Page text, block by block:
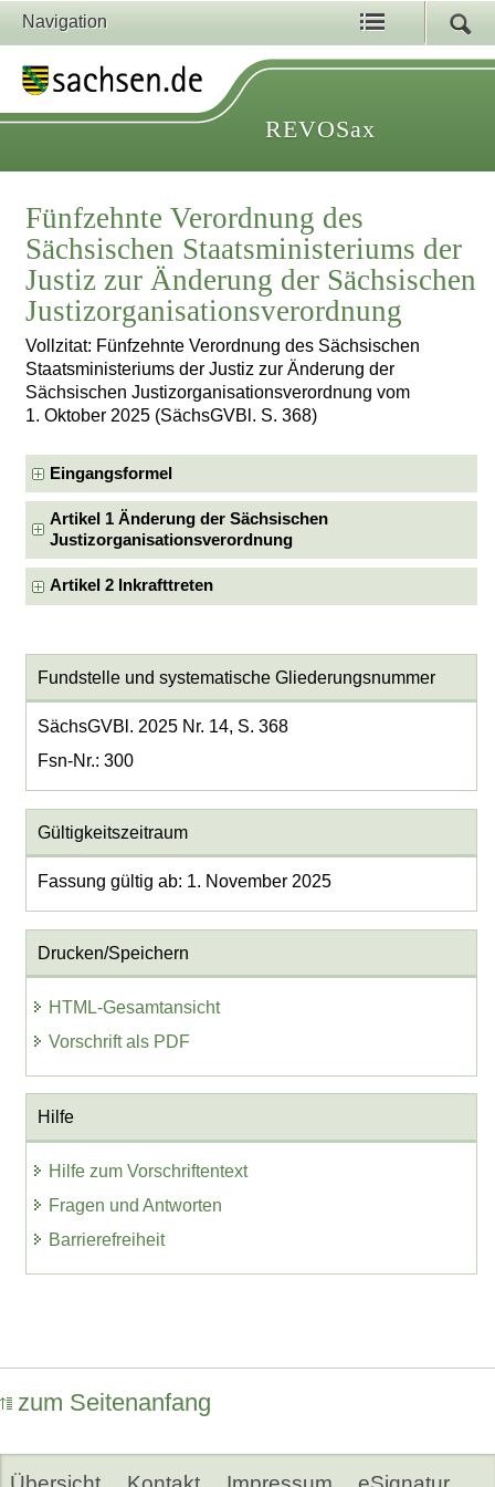
Navigation
REVOSax
Fünfzehnte Verordnung des
Sächsischen Staatsministeriums der
Justiz zur Änderung der Sächsischen
Justizorganisationsverordnung
Vollzitat: Fünfzehnte Verordnung des Sächsischen
Staatsministeriums der Justiz zur Änderung der
Sächsischen Justizorganisationsverordnung vom
1. Oktober 2025 (SächsGVBl. S. 368)
Eingangsformel
Artikel 1 Änderung der Sächsischen
Justizorganisationsverordnung
Artikel 2 Inkrafttreten
Fundstelle und systematische Gliederungsnummer
SächsGVBl. 2025 Nr. 14, S. 368
Fsn-Nr.: 300
Gültigkeitszeitraum
Fassung gültig ab: 1. November 2025
Drucken/Speichern
HTML-Gesamtansicht
Vorschrift als PDF
Hilfe
Hilfe zum Vorschriftentext
Fragen und Antworten
Barrierefreiheit
zum Seitenanfang